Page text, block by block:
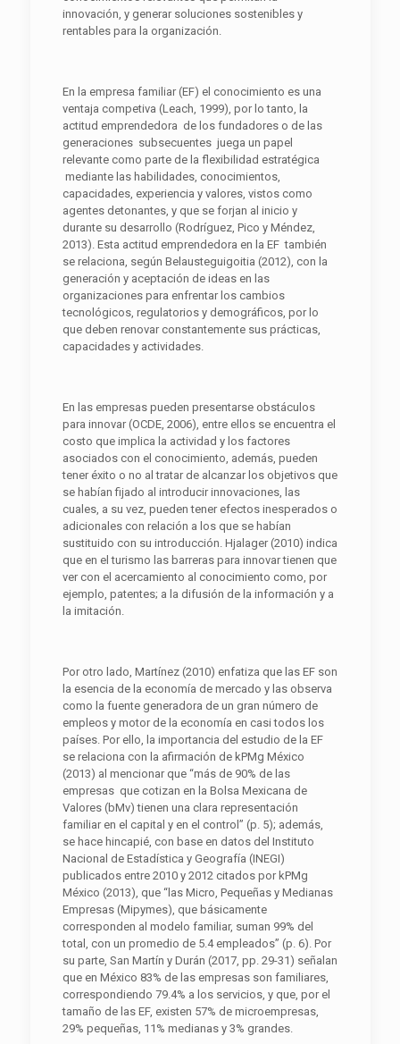
innovación, y generar soluciones sostenibles y
rentables para la organización.
En la empresa familiar (EF) el conocimiento es una
ventaja competiva (Leach, 1999), por lo tanto, la
actitud emprendedora de los fundadores o de las
generaciones subsecuentes juega un papel
relevante como parte de la flexibilidad estratégica
mediante las habilidades, conocimientos,
capacidades, experiencia y valores, vistos como
agentes detonantes, y que se forjan al inicio y
durante su desarrollo (Rodríguez, Pico y Méndez,
2013). Esta actitud emprendedora en la EF también
se relaciona, según Belausteguigoitia (2012), con la
generación y aceptación de ideas en las
organizaciones para enfrentar los cambios
tecnológicos, regulatorios y demográficos, por lo
que deben renovar constantemente sus prácticas,
capacidades y actividades.
En las empresas pueden presentarse obstáculos
para innovar (OCDE, 2006), entre ellos se encuentra el
costo que implica la actividad y los factores
asociados con el conocimiento, además, pueden
tener éxito o no al tratar de alcanzar los objetivos que
se habían fijado al introducir innovaciones, las
cuales, a su vez, pueden tener efectos inesperados o
adicionales con relación a los que se habían
sustituido con su introducción. Hjalager (2010) indica
que en el turismo las barreras para innovar tienen que
ver con el acercamiento al conocimiento como, por
ejemplo, patentes; a la difusión de la información y a
la imitación.
Por otro lado, Martínez (2010) enfatiza que las EF son
la esencia de la economía de mercado y las observa
como la fuente generadora de un gran número de
empleos y motor de la economía en casi todos los
países. Por ello, la importancia del estudio de la EF
se relaciona con la afirmación de kPMg México
(2013) al mencionar que “más de 90% de las
empresas que cotizan en la Bolsa Mexicana de
Valores (bMv) tienen una clara representación
familiar en el capital y en el control” (p. 5); además,
se hace hincapié, con base en datos del Instituto
Nacional de Estadística y Geografía (INEGI)
publicados entre 2010 y 2012 citados por kPMg
México (2013), que “las Micro, Pequeñas y Medianas
Empresas (Mipymes), que básicamente
corresponden al modelo familiar, suman 99% del
total, con un promedio de 5.4 empleados” (p. 6). Por
su parte, San Martín y Durán (2017, pp. 29-31) señalan
que en México 83% de las empresas son familiares,
correspondiendo 79.4% a los servicios, y que, por el
tamaño de las EF, existen 57% de microempresas,
29% pequeñas, 11% medianas y 3% grandes.